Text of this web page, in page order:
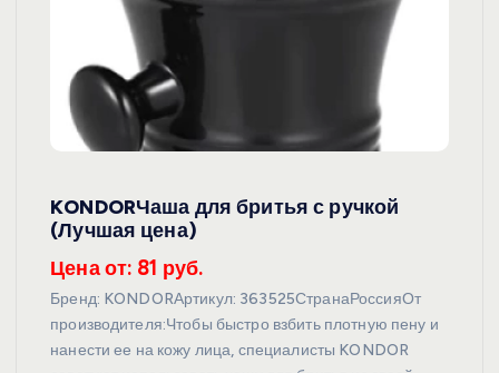
KONDORЧаша для бритья с ручкой
(Лучшая цена)
Цена от: 81 руб.
Бренд: KONDORАртикул: 363525СтранаРоссияОт
производителя:Чтобы быстро взбить плотную пену и
нанести ее на кожу лица, специалисты KONDOR